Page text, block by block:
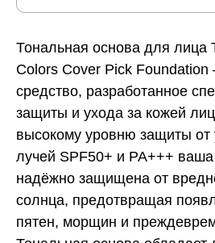
Тональная основа для лица
Colors Cover Pick
средство, разработанное
защиты и ухода за кожей
высокому уровню защиты от
лучей SPF50+ и PA+++ ваша
надёжно защищена от
солнца, предотвращая
пятен, морщин и